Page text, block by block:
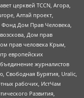
церквей TCCN, Агора,
Алтай проект,
Фонд Дом Прав Человека,
Дом прав
прав человека Крым,
европейских
журналистов
Свободная Бурятия, Uralic,
рабочих, ИстЧам
Развития,